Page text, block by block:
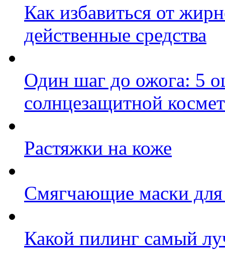
Как избавиться от
действенные средства
Один шаг до ожога: 5
солнцезащитной
Растяжки на коже
Cмягчающие маски
Какой пилинг самый